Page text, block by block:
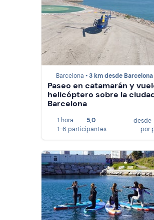
Barcelona •3 km desde Barcelona
Paseo en catamarán y
helicóptero sobre la
Barcelona
1 hora
5,0
1-6 participantes
desde
por